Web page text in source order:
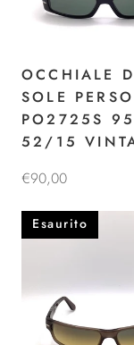
OCCHIALE
SOLE
PO2725S
52/15
€90,00
Esaurito